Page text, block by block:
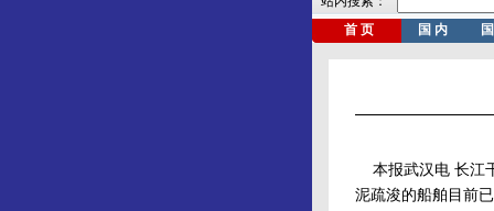
本报武汉电 长江
泥疏浚的船舶目前